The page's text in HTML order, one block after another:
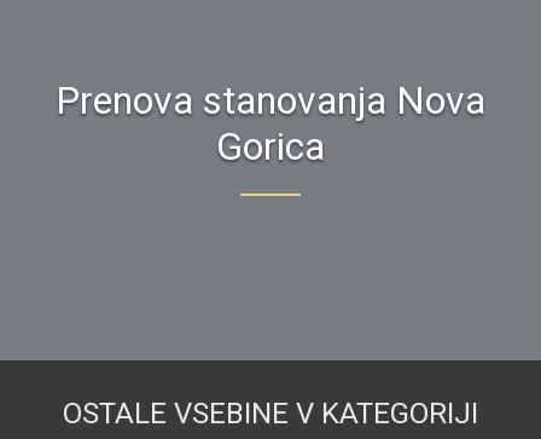
Prenova stanovanja Nova
Gorica
OSTALE VSEBINE V KATEGORIJI